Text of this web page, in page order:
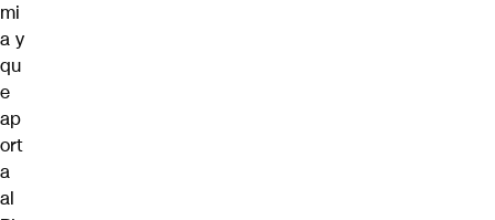
mi
a y
qu
e
ap
ort
a
al